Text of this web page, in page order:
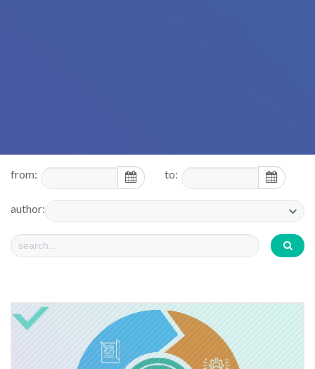
from: to:
author: